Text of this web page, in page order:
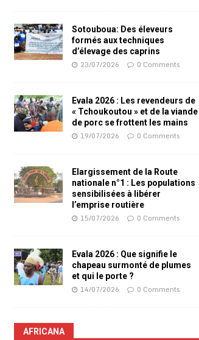
Sotouboua: Des éleveurs
formés aux techniques
d’élevage des caprins
23/07/2026 0 Comments
Evala 2026 : Les revendeurs de
« Tchoukoutou » et de la viande
de porc se frottent les mains
19/07/2026 0 Comments
Elargissement de la Route
nationale n°1 : Les populations
sensibilisées à libérer
l’emprise routière
15/07/2026 0 Comments
Evala 2026 : Que signifie le
chapeau surmonté de plumes
et qui le porte ?
14/07/2026 0 Comments
AFRICANA